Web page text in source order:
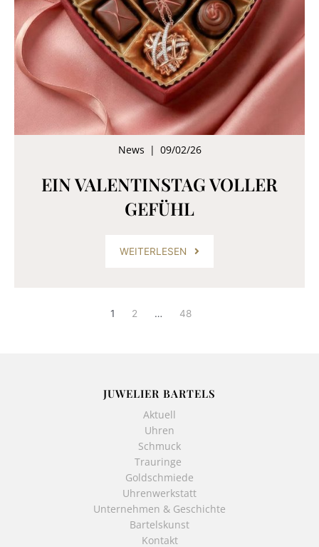
News | 09/02/26
EIN VALENTINSTAG VOLLER
GEFÜHL
WEITERLESEN
1 2 … 48
JUWELIER BARTELS
Aktuell
Uhren
Schmuck
Trauringe
Goldschmiede
Uhrenwerkstatt
Unternehmen & Geschichte
Bartelskunst
Kontakt